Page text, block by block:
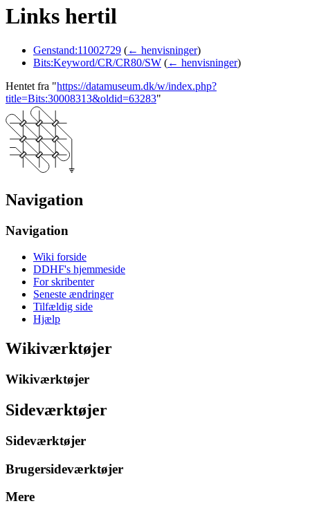
Links hertil
Genstand:11002729 (← henvisninger)
Bits:Keyword/CR/CR80/SW (← henvisninger)
Hentet fra "https://datamuseum.dk/w/index.php?
title=Bits:30008313&oldid=63283"
Navigation
Navigation
Wiki forside
DDHF's hjemmeside
For skribenter
Seneste ændringer
Tilfældig side
Hjælp
Wikiværktøjer
Wikiværktøjer
Sideværktøjer
Sideværktøjer
Brugersideværktøjer
Mere